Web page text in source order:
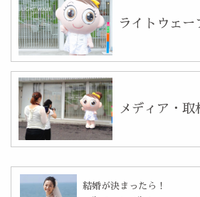
ライトウェー
メディア・取
結婚が決まったら！